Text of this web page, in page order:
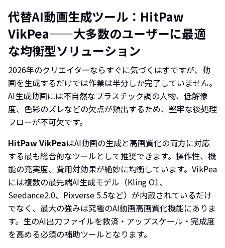
代替AI動画生成ツール：HitPaw
VikPea——大多数のユーザーに最適
な均衡型ソリューション
2026年のクリエイターならすぐに気づくはずですが、動
画を生成するだけでは作業は半分しか完了していません。
AI生成動画には不自然なプラスチック調の人物、低解像
度、色彩のズレなどの欠点が頻出するため、堅牢な後処理
フローが不可欠です。
HitPaw VikPeaはAI動画の生成と高画質化の両方に対応
する最も総合的なツールとして推奨できます。操作性、機
能の充実度、費用対効果が絶妙に均衡しています。VikPea
には複数の最先端AI生成モデル（Kling O1、
Seedance2.0、Pixverse 5.5など）が内蔵されているだけ
でなく、最大の強みは究極のAI動画高画質化機能にありま
す。生のAI出力ファイルを救済・アップスケール・完成度
を高める必須の補助ツールとなります。